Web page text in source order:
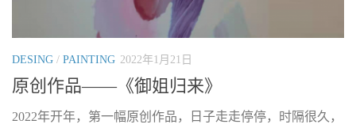
DESING / PAINTING 2022年1月21日
原创作品——《御姐归来》
2022年开年，第一幅原创作品，日子走走停停，时隔很久，